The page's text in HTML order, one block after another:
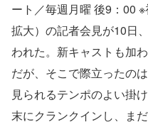
ート／毎週月曜 後9：00
拡大）の記者会見が10日
われた。新キャストも加
だが、そこで際立ったの
見られるテンポのよい掛
末にクランクインし、ま